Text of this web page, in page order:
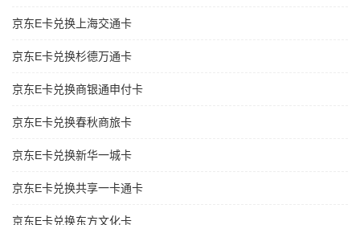
京东E卡兑换上海交通卡
京东E卡兑换杉德万通卡
京东E卡兑换商银通申付卡
京东E卡兑换春秋商旅卡
京东E卡兑换新华一城卡
京东E卡兑换共享一卡通卡
京东E卡兑换东方文化卡